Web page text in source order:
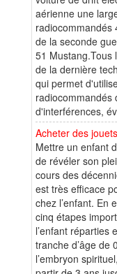
aérienne une
radiocommandés
de la seconde
51 Mustang.Tous
de la dernière
qui permet
radiocommandés
d'interférences,
Acheter des
Mettre un enfant
de révéler son
cours des
est très efficace
chez l’enfant. En
cinq étapes
l’enfant réparties
tranche d’âge de
l’embryon